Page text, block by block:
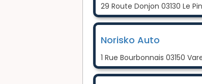
29 Route Donjon 03130 Le Pin
Norisko Auto
1 Rue Bourbonnais 03150